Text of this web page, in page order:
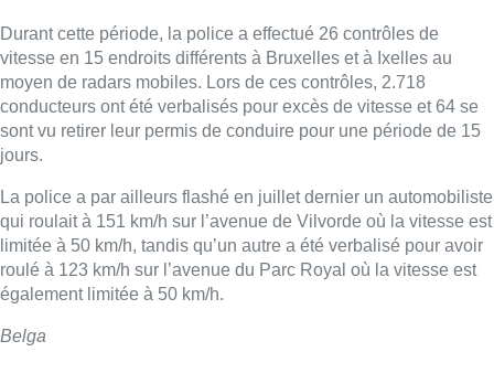
Durant cette période, la police a effectué 26 contrôles de
vitesse en 15 endroits différents à Bruxelles et à Ixelles au
moyen de radars mobiles. Lors de ces contrôles, 2.718
conducteurs ont été verbalisés pour excès de vitesse et 64 se
sont vu retirer leur permis de conduire pour une période de 15
jours.
La police a par ailleurs flashé en juillet dernier un automobiliste
qui roulait à 151 km/h sur l’avenue de Vilvorde où la vitesse est
limitée à 50 km/h, tandis qu’un autre a été verbalisé pour avoir
roulé à 123 km/h sur l’avenue du Parc Royal où la vitesse est
également limitée à 50 km/h.
Belga